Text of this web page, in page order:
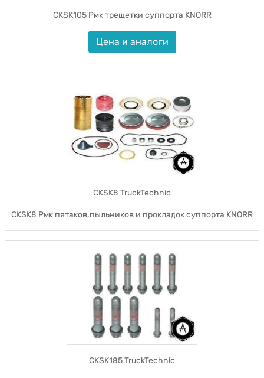
CKSK105 Рмк трещетки суппорта KNORR
Цена и аналоги
CKSK8 TruckTechnic
CKSK8 Рмк пятаков,пыльников и прокладок суппорта KNORR
CKSK185 TruckTechnic